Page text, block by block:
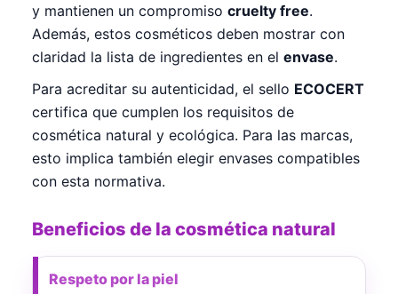
y mantienen un compromiso cruelty free.
Además, estos cosméticos deben mostrar con
claridad la lista de ingredientes en el envase.
Para acreditar su autenticidad, el sello ECOCERT
certifica que cumplen los requisitos de
cosmética natural y ecológica. Para las marcas,
esto implica también elegir envases compatibles
con esta normativa.
Beneficios de la cosmética natural
Respeto por la piel